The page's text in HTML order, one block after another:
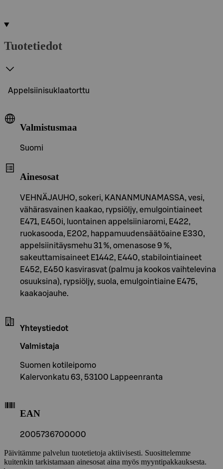
Tuotetiedot
Appelsiinisuklaatorttu
Valmistusmaa
Suomi
Ainesosat
VEHNÄJAUHO, sokeri, KANANMUNAMASSA, vesi,
vähärasvainen kaakao, rypsiöljy, emulgointiaineet
E471, E450i, luontainen appelsiiniaromi, E422,
ruokasooda, E202, happamuudensäätöaine E330,
appelsiinitäysmehu 31 %, omenasose 9 %,
sakeuttamisaineet E1442, E440, stabilointiaineet
E452, E450 kasvirasvat (palmu ja kookos vaihtelevina
osuuksina), rypsiöljy, suola, emulgointiaine E475,
kaakaojauhe.
Yhteystiedot
Valmistaja
Suomen kotileipomo
Kalervonkatu 63, 53100 Lappeenranta
EAN
2005736700000
Päivitämme palvelun tuotetietoja aktiivisesti. Suosittelemme
kuitenkin tarkistamaan ainesosat aina myös myyntipakkauksesta.